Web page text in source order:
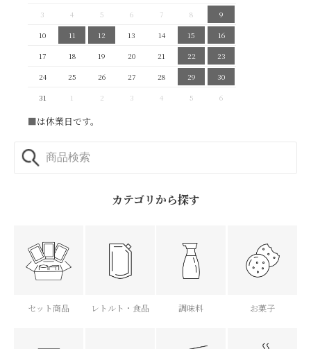
3
4 5 6 7 8
9
10
11 12 13 14 15
16
17
18 19 20 21 22
23
24
25 26 27 28 29
30
31
1 2 3 4 5 6
■は休業日です。
カテゴリから探す
セット商品 レトルト・食品 調味料 お菓子